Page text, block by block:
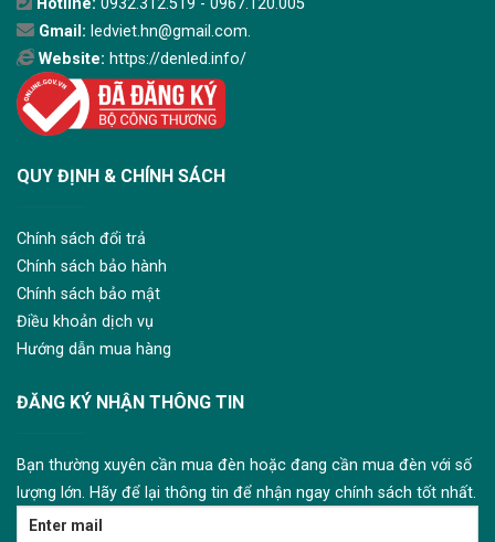
Hotline: 0932.312.519 - 0967.120.005
Gmail: ledviet.hn@gmail.com.
Website: https://denled.info/
QUY ĐỊNH & CHÍNH SÁCH
Chính sách đổi trả
Chính sách bảo hành
Chính sách bảo mật
Điều khoản dịch vụ
Hướng dẫn mua hàng
ĐĂNG KÝ NHẬN THÔNG TIN
Bạn thường xuyên cần mua đèn hoặc đang cần mua đèn với số
lượng lớn. Hãy để lại thông tin để nhận ngay chính sách tốt nhất.